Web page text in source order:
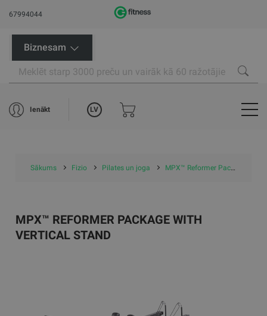
67994044
Biznesam
Ienākt LV
Sākums Fizio Pilates un joga MPX™ Reformer Package with Vertical Stand
MPX™ REFORMER PACKAGE WITH
VERTICAL STAND